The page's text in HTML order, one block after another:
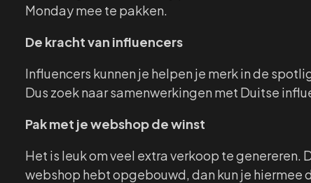
Monday mee te pakken.
De kracht van influencers
Influencers kunnen je helpen je merk in de
Dus zoek naar samenwerkingen met Duitse
Pak met je webshop de winst
Het is leuk om veel extra verkoop te genereren.
webshop hebt opgebouwd, dan kun je hiermee